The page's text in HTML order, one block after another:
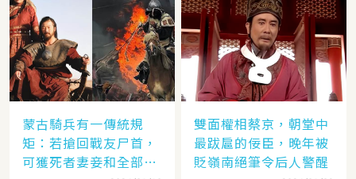
蒙古騎兵有一傳統規
矩：若搶回戰友尸首，
可獲死者妻妾和全部牲
雙面權相蔡京，朝堂中
最跋扈的佞臣，晚年被
貶嶺南絕筆令后人警醒